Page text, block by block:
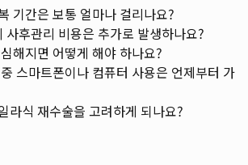
기간은 보통 얼마나 걸리나요?
사후관리 비용은 추가로 발생하나요?
해지면 어떻게 해야 하나요?
스마트폰이나 컴퓨터 사용은 언제부터 가
라식 재수술을 고려하게 되나요?